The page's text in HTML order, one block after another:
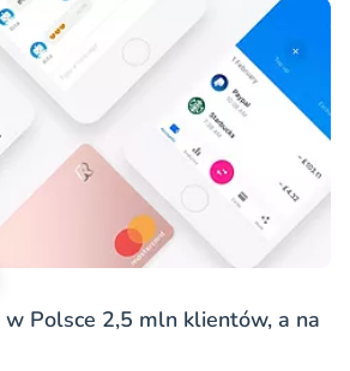
Polsce 2,5 mln klientów, a na